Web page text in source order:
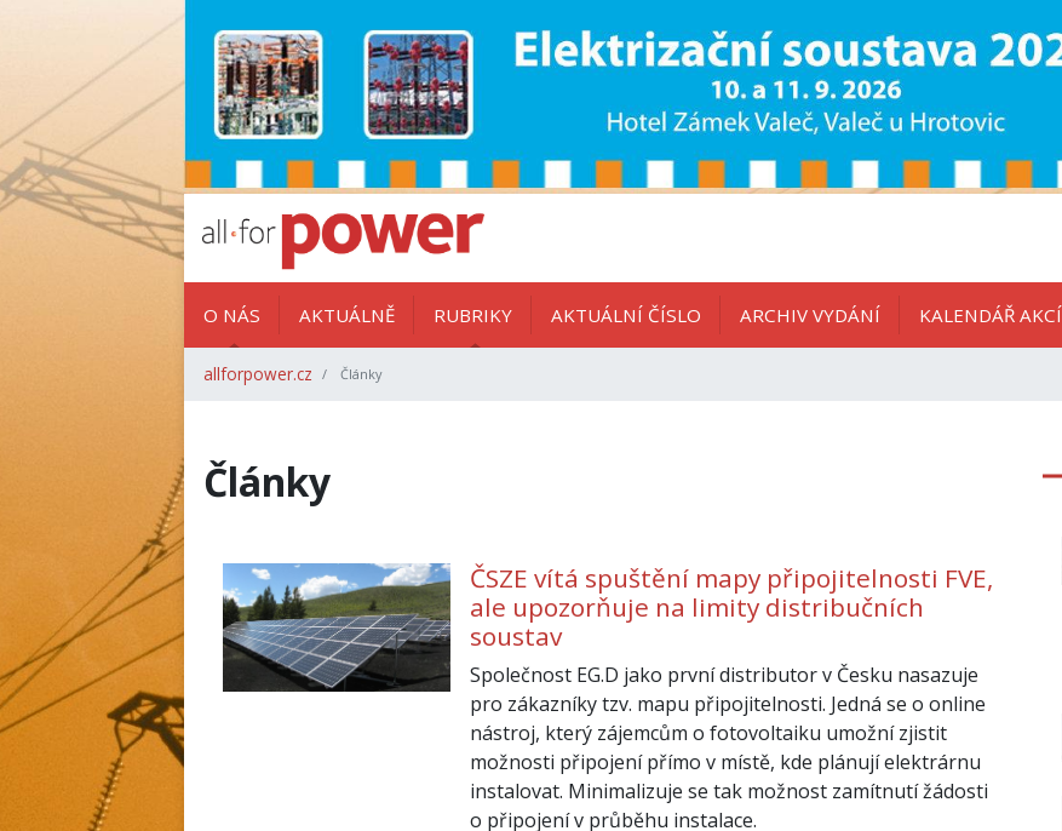
O NÁS AKTUÁLNĚ RUBRIKY AKTUÁLNÍ ČÍSLO ARCHIV VYDÁNÍ KALENDÁŘ AKCÍ
allforpower.cz Články
Články
ČSZE vítá spuštění mapy připojitelnosti FVE,
ale upozorňuje na limity distribučních
soustav
Společnost EG.D jako první distributor v Česku nasazuje
pro zákazníky tzv. mapu připojitelnosti. Jedná se o online
nástroj, který zájemcům o fotovoltaiku umožní zjistit
možnosti připojení přímo v místě, kde plánují elektrárnu
instalovat. Minimalizuje se tak možnost zamítnutí žádosti
o připojení v průběhu instalace.